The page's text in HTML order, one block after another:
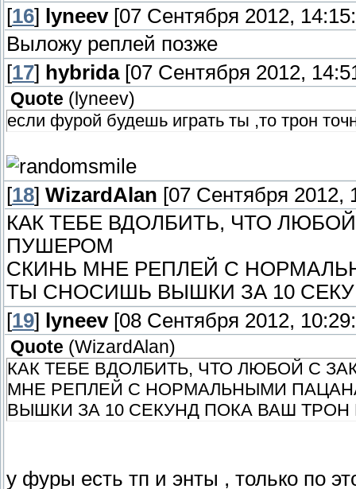
[16] lyneev[07 Сентября 2012,
Выложу реплей позже
[17] hybrida[07 Сентября 2012,
Quote ( lyneev)
если фурой будешь играть ты ,то трон
[18] WizardAlan [07 Сентября 2012,
КАК ТЕБЕ ВДОЛБИТЬ, ЧТО
ПУШЕРОМ
СКИНЬ МНЕ РЕПЛЕЙ С
ТЫ СНОСИШЬ ВЫШКИ ЗА 10
[19] lyneev[08 Сентября 2012,
Quote (WizardAlan)
КАК ТЕБЕ ВДОЛБИТЬ, ЧТО ЛЮБОЙ С
МНЕ РЕПЛЕЙ С НОРМАЛЬНЫМИ
ВЫШКИ ЗА 10 СЕКУНД ПОКА ВАШ ТРОН
у фуры есть тп и энты , только по